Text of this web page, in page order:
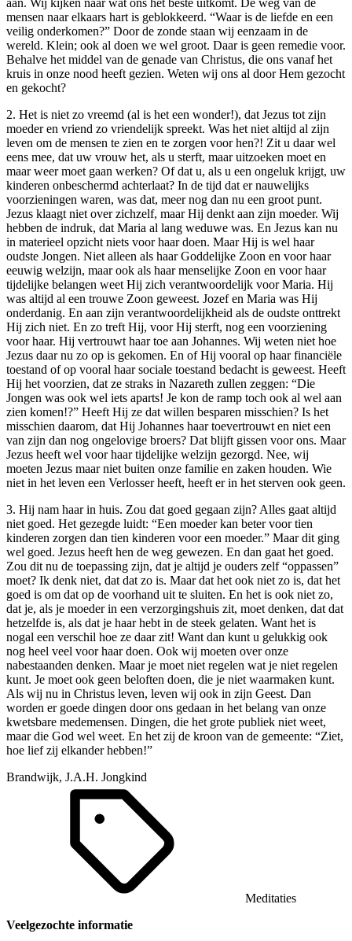
mensen naar elkaars hart is geblokkeerd. “Waar is de liefde en een
veilig onderkomen?” Door de zonde staan wij eenzaam in de
wereld. Klein; ook al doen we wel groot. Daar is geen remedie voor.
Behalve het middel van de genade van Christus, die ons vanaf het
kruis in onze nood heeft gezien. Weten wij ons al door Hem gezocht
en gekocht?
2. Het is niet zo vreemd (al is het een wonder!), dat Jezus tot zijn
moeder en vriend zo vriendelijk spreekt. Was het niet altijd al zijn
leven om de mensen te zien en te zorgen voor hen?! Zit u daar wel
eens mee, dat uw vrouw het, als u sterft, maar uitzoeken moet en
maar weer moet gaan werken? Of dat u, als u een ongeluk krijgt, uw
kinderen onbeschermd achterlaat? In de tijd dat er nauwelijks
voorzieningen waren, was dat, meer nog dan nu een groot punt.
Jezus klaagt niet over zichzelf, maar Hij denkt aan zijn moeder. Wij
hebben de indruk, dat Maria al lang weduwe was. En Jezus kan nu
in materieel opzicht niets voor haar doen. Maar Hij is wel haar
oudste Jongen. Niet alleen als haar Goddelijke Zoon en voor haar
eeuwig welzijn, maar ook als haar menselijke Zoon en voor haar
tijdelijke belangen weet Hij zich verantwoordelijk voor Maria. Hij
was altijd al een trouwe Zoon geweest. Jozef en Maria was Hij
onderdanig. En aan zijn verantwoordelijkheid als de oudste onttrekt
Hij zich niet. En zo treft Hij, voor Hij sterft, nog een voorziening
voor haar. Hij vertrouwt haar toe aan Johannes. Wij weten niet hoe
Jezus daar nu zo op is gekomen. En of Hij vooral op haar financiële
toestand of op vooral haar sociale toestand bedacht is geweest. Heeft
Hij het voorzien, dat ze straks in Nazareth zullen zeggen: “Die
Jongen was ook wel iets aparts! Je kon de ramp toch ook al wel aan
zien komen!?” Heeft Hij ze dat willen besparen misschien? Is het
misschien daarom, dat Hij Johannes haar toevertrouwt en niet een
van zijn dan nog ongelovige broers? Dat blijft gissen voor ons. Maar
Jezus heeft wel voor haar tijdelijke welzijn gezorgd. Nee, wij
moeten Jezus maar niet buiten onze familie en zaken houden. Wie
niet in het leven een Verlosser heeft, heeft er in het sterven ook geen.
3. Hij nam haar in huis. Zou dat goed gegaan zijn? Alles gaat altijd
niet goed. Het gezegde luidt: “Een moeder kan beter voor tien
kinderen zorgen dan tien kinderen voor een moeder.” Maar dit ging
wel goed. Jezus heeft hen de weg gewezen. En dan gaat het goed.
Zou dit nu de toepassing zijn, dat je altijd je ouders zelf “oppassen”
moet? Ik denk niet, dat dat zo is. Maar dat het ook niet zo is, dat het
goed is om dat op de voorhand uit te sluiten. En het is ook niet zo,
dat je, als je moeder in een verzorgingshuis zit, moet denken, dat dat
hetzelfde is, als dat je haar hebt in de steek gelaten. Want het is
nogal een verschil hoe ze daar zit! Want dan kunt u gelukkig ook
nog heel veel voor haar doen. Ook wij moeten over onze
nabestaanden denken. Maar je moet niet regelen wat je niet regelen
kunt. Je moet ook geen beloften doen, die je niet waarmaken kunt.
Als wij nu in Christus leven, leven wij ook in zijn Geest. Dan
worden er goede dingen door ons gedaan in het belang van onze
kwetsbare medemensen. Dingen, die het grote publiek niet weet,
maar die God wel weet. En het zij de kroon van de gemeente: “Ziet,
hoe lief zij elkander hebben!”
Brandwijk, J.A.H. Jongkind
Meditaties
Veelgezochte informatie